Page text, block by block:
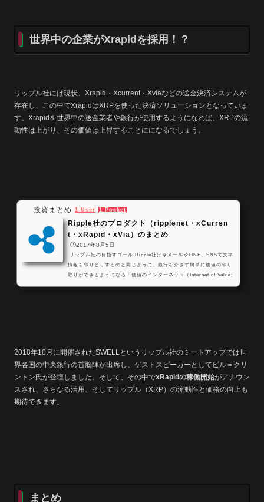
世界中の企業がXrapidを採用！？
リップル社には現状、Xrapid・Xcurrent・Xviaなどの送金決済システムが
存在し、この中でXrapidはXRPを使った決済ソリューションとなっていま
す。Xrapidを世界中の送金業者や銀行が使用するようになれば、XRPの流
動性は上がり、その価値は上昇することにになるでしょう。
投資まとめ 1 User 1 Pocket
Ripple社のプロダクト（ripplenet・xCurren
t・xRapid・xVia）のまとめ
🕒️2017年8月5日
リップル社の目指すゴール Ripple社は今メールやLINE、SNSで文字
情報をやりとりするのと同じように、銀行を介さず簡単に価値のやり
取りができるようになる「価値のインターネット（Internet of Value;
2018年10月に開催されたSWELLというリップル社のミートアップでは世
界各国の中央銀行の首脳陣が出席し、ゲストスピーカーとしてビル＝クリ
ントン氏が登壇しました。そして、その中でxRapidの稼働開始がアナウン
スされ、さらなる活用、そしてリップル（XRP）の流動性と価格の向上も
期待できます。
まとめ